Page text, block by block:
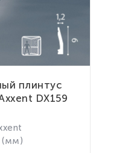
плинтус
DX159
(мм)